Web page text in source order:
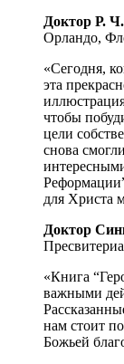
Доктор Р.
Орландо,
«Сегодня,
эта
чтобы
цели
снова
для Христа
Доктор
«Книга
важными
нам стоит
Божьей